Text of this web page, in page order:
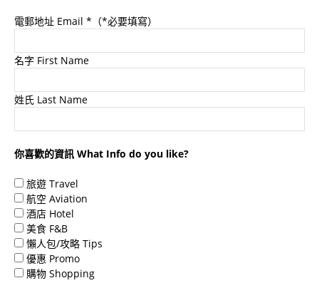
電郵地址 Email *（*必要填寫）
名字 First Name
姓氏 Last Name
你喜歡的資訊 What Info do you like?
旅遊 Travel
航空 Aviation
酒店 Hotel
美食 F&B
懶人包/攻略 Tips
優惠 Promo
購物 Shopping